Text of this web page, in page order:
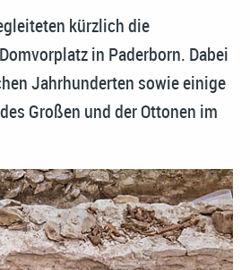
kürzlich die
in Paderborn. Dabei
Jahrhunderten sowie einige
Großen und der Ottonen im